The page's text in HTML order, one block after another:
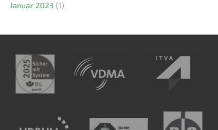
Januar 2023 (1)